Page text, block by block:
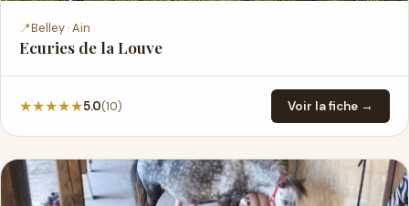
📍Belley · Ain
Ecuries de la Louve
★★★★★5.0(10) Voir la fiche →